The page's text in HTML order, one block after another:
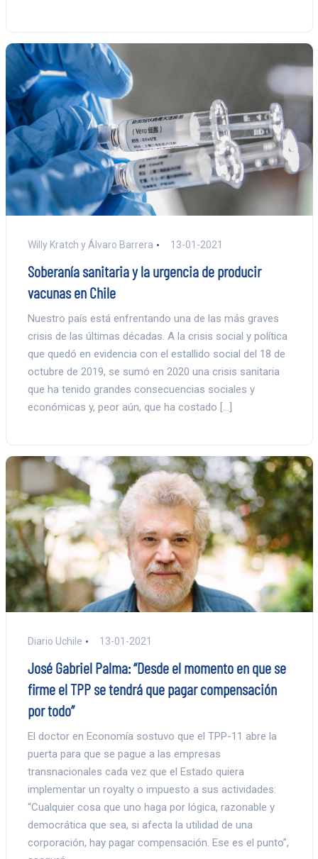
Willy Kratch y Álvaro Barrera 13-01-2021
Soberanía sanitaria y la urgencia de producir
vacunas en Chile
Nuestro país está enfrentando una de las más graves
crisis de las últimas décadas. A la crisis social y política
que quedó en evidencia con el estallido social del 18 de
octubre de 2019, se sumó en 2020 una crisis sanitaria
que ha tenido grandes consecuencias sociales y
económicas y, peor aún, que ha costado […]
Diario Uchile 13-01-2021
José Gabriel Palma: “Desde el momento en que se
firme el TPP se tendrá que pagar compensación
por todo”
El doctor en Economía sostuvo que el TPP-11 abre la
puerta para que se pague a las empresas
transnacionales cada vez que el Estado quiera
implementar un royalty o impuesto a sus actividades:
“Cualquier cosa que uno haga por lógica, razonable y
democrática que sea, si afecta la utilidad de una
corporación, hay pagar compensación. Ese es el punto”,